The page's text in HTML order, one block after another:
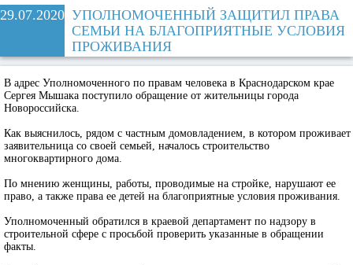
29.07.2020 УПОЛНОМОЧЕННЫЙ ЗАЩИТИЛ ПРАВА
СЕМЬИ НА БЛАГОПРИЯТНЫЕ УСЛОВИЯ
ПРОЖИВАНИЯ
В адрес Уполномоченного по правам человека в Краснодарском крае
Сергея Мышака поступило обращение от жительницы города
Новороссийска.
Как выяснилось, рядом с частным домовладением, в котором проживает
заявительница со своей семьей, началось строительство
многоквартирного дома.
По мнению женщины, работы, проводимые на стройке, нарушают ее
право, а также права ее детей на благоприятные условия проживания.
Уполномоченный обратился в краевой департамент по надзору в
строительной сфере с просьбой проверить указанные в обращении
факты.